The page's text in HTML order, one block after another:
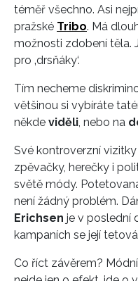
téměř všechno. Asi
pražské Tribo. Má
možnosti zdobení těla.
pro ‚drsňáky‘.
Tím necheme
většinou si vybíráte
někde viděli , nebo na
Své kontroverzní
zpěvačky, herečky i
světě módy.
není žádný problém.
Erichsen je v poslední
kampaních se její
Co říct závěrem?